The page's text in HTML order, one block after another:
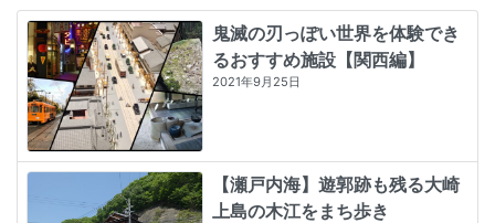
鬼滅の刃っぽい世界を体験でき
るおすすめ施設【関西編】
2021年9月25日
【瀬戸内海】遊郭跡も残る大崎
上島の木江をまち歩き